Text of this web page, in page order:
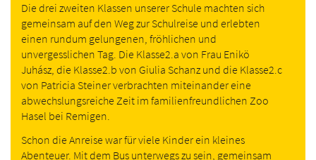
Die drei zweiten Klassen unserer Schule machten sich
gemeinsam auf den Weg zur Schulreise und erlebten
einen rundum gelungenen, fröhlichen und
unvergesslichen Tag. Die Klasse2.a von Frau Enikö
Juhász, die Klasse2.b von Giulia Schanz und die Klasse2.c
von Patricia Steiner verbrachten miteinander eine
abwechslungsreiche Zeit im familienfreundlichen Zoo
Hasel bei Remigen.
Schon die Anreise war für viele Kinder ein kleines
Abenteuer. Mit dem Bus unterwegs zu sein, gemeinsam